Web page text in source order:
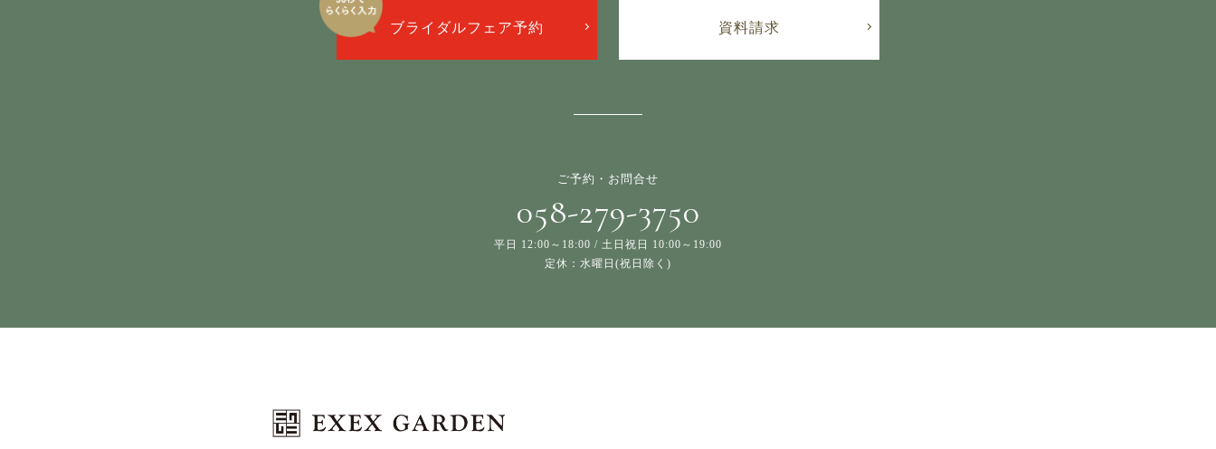
ブライダルフェア予約 資料請求
ご予約・お問合せ
058-279-3750
平日 12:00～18:00 / 土日祝日 10:00～19:00
定休：水曜日(祝日除く)